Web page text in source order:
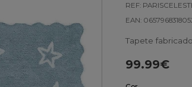
REF:
EAN:
Tapete
99.99€